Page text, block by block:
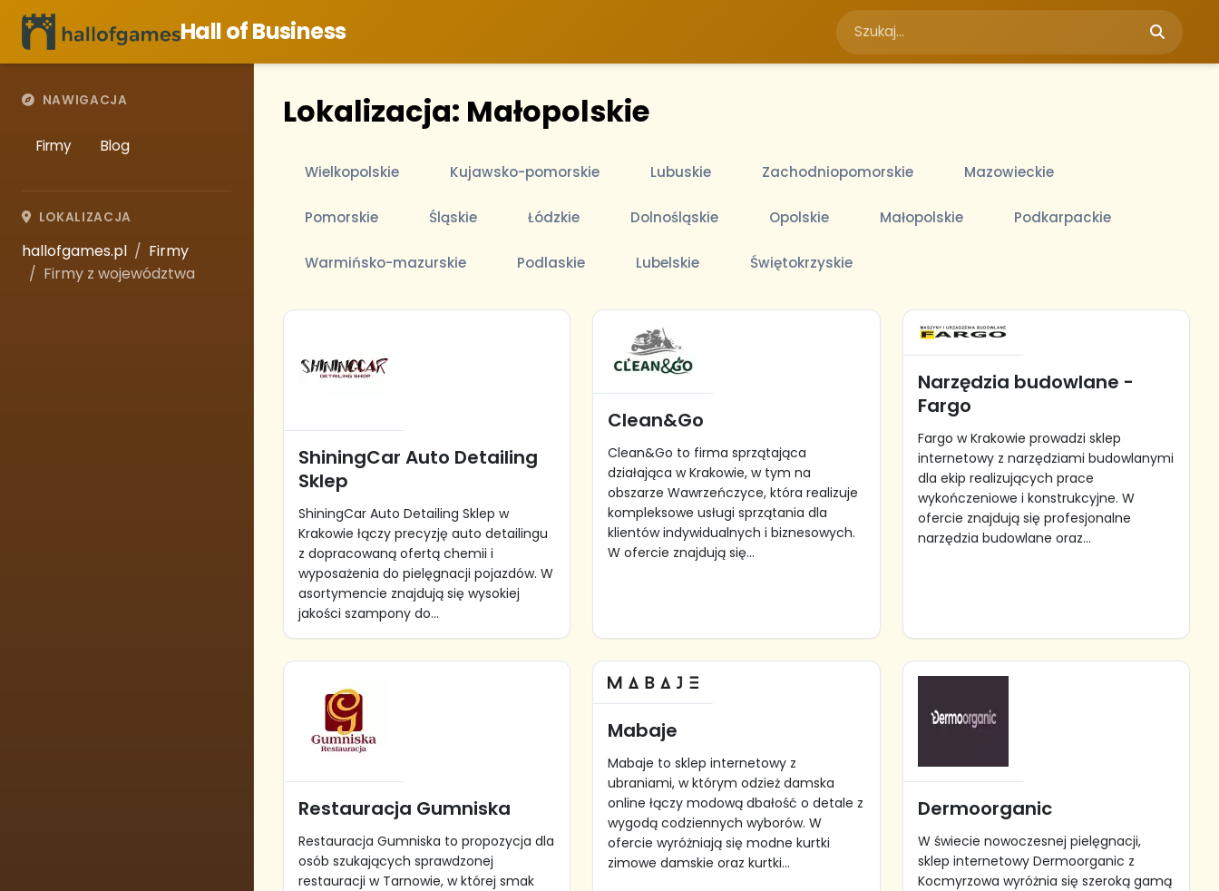
Hall of Business
NAWIGACJA
Firmy Blog
LOKALIZACJA
hallofgames.pl
Firmy
Firmy z województwa
Lokalizacja: Małopolskie
Wielkopolskie Kujawsko-pomorskie Lubuskie Zachodniopomorskie Mazowieckie
Pomorskie Śląskie Łódzkie Dolnośląskie Opolskie Małopolskie Podkarpackie
Warmińsko-mazurskie Podlaskie Lubelskie Świętokrzyskie
ShiningCar Auto Detailing
Sklep
ShiningCar Auto Detailing Sklep w
Krakowie łączy precyzję auto detailingu
z dopracowaną ofertą chemii i
wyposażenia do pielęgnacji pojazdów. W
asortymencie znajdują się wysokiej
jakości szampony do...
Clean&Go
Clean&Go to firma sprzątająca
działająca w Krakowie, w tym na
obszarze Wawrzeńczyce, która realizuje
kompleksowe usługi sprzątania dla
klientów indywidualnych i biznesowych.
W ofercie znajdują się...
Narzędzia budowlane -
Fargo
Fargo w Krakowie prowadzi sklep
internetowy z narzędziami budowlanymi
dla ekip realizujących prace
wykończeniowe i konstrukcyjne. W
ofercie znajdują się profesjonalne
narzędzia budowlane oraz...
Restauracja Gumniska
Restauracja Gumniska to propozycja dla
osób szukających sprawdzonej
restauracji w Tarnowie, w której smak
Mabaje
Mabaje to sklep internetowy z
ubraniami, w którym odzież damska
online łączy modową dbałość o detale z
wygodą codziennych wyborów. W
ofercie wyróżniają się modne kurtki
zimowe damskie oraz kurtki...
Dermoorganic
W świecie nowoczesnej pielęgnacji,
sklep internetowy Dermoorganic z
Kocmyrzowa wyróżnia się szeroką gamą